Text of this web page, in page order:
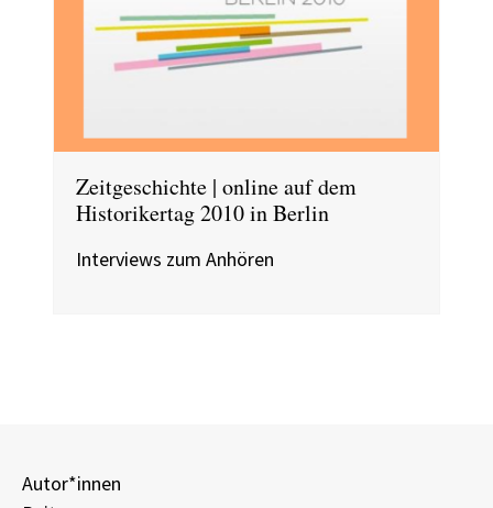
Zeitgeschichte | online auf dem
Historikertag 2010 in Berlin
Interviews zum Anhören
Autor*innen